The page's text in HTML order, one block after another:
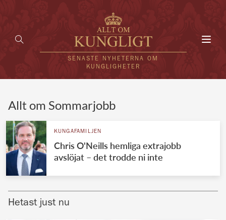
SENASTE NYHETERNA OM
KUNGLIGHETER
UTLÄNDSKT
VÄRLDENS KUNGAHUS
Allt om Sommarjobb
KUNGAFAMILJEN
Chris O'Neills hemliga extrajobb
avslöjat – det trodde ni inte
Hetast just nu